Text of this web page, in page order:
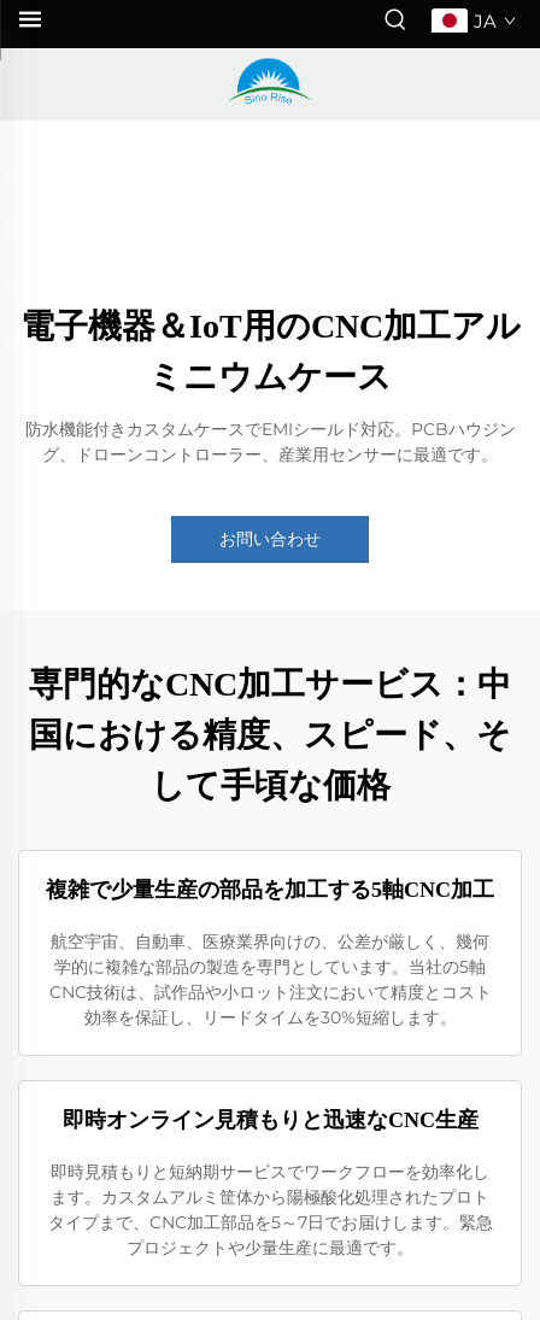
JA
電子機器＆IoT用のCNC加工アル
ミニウムケース
防水機能付きカスタムケースでEMIシールド対応。PCBハウジン
グ、ドローンコントローラー、産業用センサーに最適です。
お問い合わせ
専門的なCNC加工サービス：中
国における精度、スピード、そ
して手頃な価格
複雑で少量生産の部品を加工する5軸CNC加工
航空宇宙、自動車、医療業界向けの、公差が厳しく、幾何
学的に複雑な部品の製造を専門としています。当社の5軸
CNC技術は、試作品や小ロット注文において精度とコスト
効率を保証し、リードタイムを30%短縮します。
即時オンライン見積もりと迅速なCNC生産
即時見積もりと短納期サービスでワークフローを効率化し
ます。カスタムアルミ筐体から陽極酸化処理されたプロト
タイプまで、CNC加工部品を5～7日でお届けします。緊急
プロジェクトや少量生産に最適です。